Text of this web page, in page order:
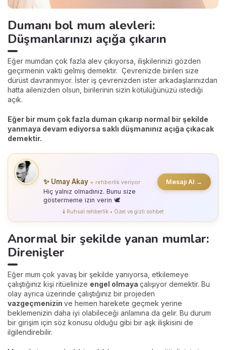
Dumanı bol mum alevleri:
Düşmanlarınızı açığa çıkarın
Eğer mumdan çok fazla alev çıkıyorsa, ilişkilerinizi gözden
geçirmenin vakti gelmiş demektir. Çevrenizde birileri size
dürüst davranmıyor. İster iş çevrenizden ister arkadaşlarınızdan
hatta ailenizden olsun, birilerinin sizin kötülüğünüzü istediği
açık.
Eğer bir mum çok fazla duman çıkarıp normal bir şekilde
yanmaya devam ediyorsa saklı düşmanınız açığa çıkacak
demektir.
✨ Umay Akay ● rehberlik veriyor
Hiç yalnız olmadınız. Bunu size
göstermeme izin verin 🕊️
Mesajı Al →
🕯️ Ruhsal rehberlik • Özel ve gizli sohbet
Anormal bir şekilde yanan mumlar:
Direnişler
Eğer mum çok yavaş bir şekilde yanıyorsa, etkilemeye
çalıştığınız kişi ritüelinize engel olmaya çalışıyor demektir. Bu
olay ayrıca üzerinde çalıştığınız bir projeden
vazgeçmenizin ve hemen harekete geçmek yerine
beklemenizin daha iyi olabileceği anlamına da gelir. Bu durum
bir girişim için söz konusu olduğu gibi bir aşk ilişkisini de
ilgilendirebilir.